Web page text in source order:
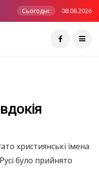
Сьогодні: 08.08.2026
християнські імена
було прийнято